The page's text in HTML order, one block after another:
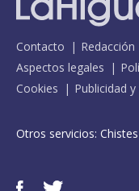
Contacto Redacción
Aspectos legales
Cookies
Publicidad
Otros servicios: Chistes